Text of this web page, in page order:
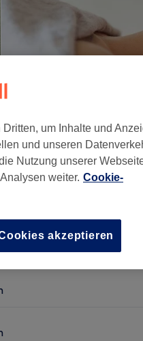
um Inhalte und
und unseren
Nutzung unserer
weiter. Cookie-
akzeptieren